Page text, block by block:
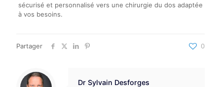
sécurisé et personnalisé vers une chirurgie du dos adaptée
à vos besoins.
Partager 0
Dr Sylvain Desforges